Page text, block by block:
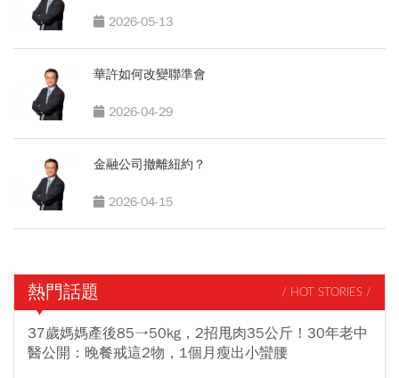
2026-05-13
華許如何改變聯準會
2026-04-29
金融公司撤離紐約？
2026-04-15
熱門話題 / HOT STORIES /
37歲媽媽產後85→50kg，2招甩肉35公斤！30年老中
醫公開：晚餐戒這2物，1個月瘦出小蠻腰